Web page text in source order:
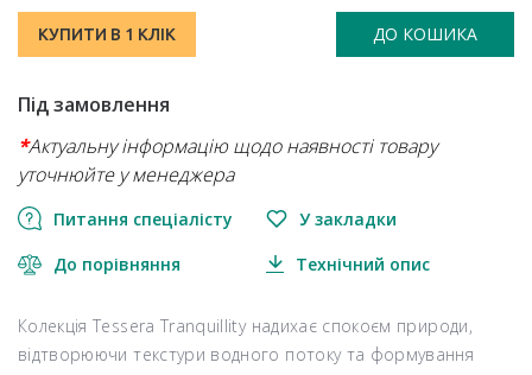
КУПИТИ В 1 КЛІК ДО КОШИКА
Під замовлення
*Актуальну інформацію щодо наявності товару
уточнюйте у менеджера
Питання спеціалісту У закладки
До порівняння Технічний опис
Колекція Tessera Tranquillity надихає спокоєм природи,
відтворюючи текстури водного потоку та формування